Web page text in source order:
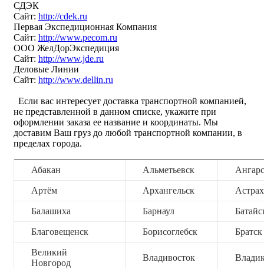
СДЭК
Сайт: http://cdek.ru
Первая Экспедиционная Компания
Сайт: http://www.pecom.ru
ООО ЖелДорЭкспедиция
Сайт: http://www.jde.ru
Деловые Линии
Сайт: http://www.dellin.ru
Если вас интересует доставка транспортной компанией,
не представленной в данном списке, укажите при
оформлении заказа ее название и координаты. Мы
доставим Ваш груз до любой транспортной компании, в
пределах города.
Абакан Альметьевск
Артём Архангельск
Балашиха Барнаул
Благовещенск Борисоглебск Братск
Великий
Новгород
Владивосток